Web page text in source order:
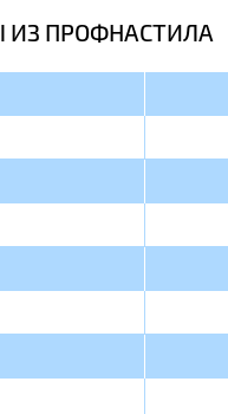
ИЗ ПРОФНАСТИЛА